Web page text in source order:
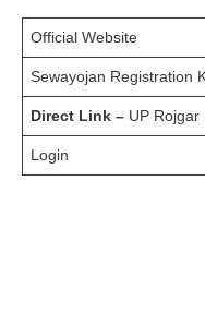
Official Website
Sewayojan Registration
Direct Link – UP
Login